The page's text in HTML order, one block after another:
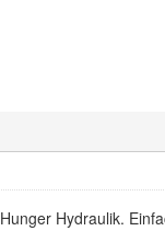
Hydraulik.